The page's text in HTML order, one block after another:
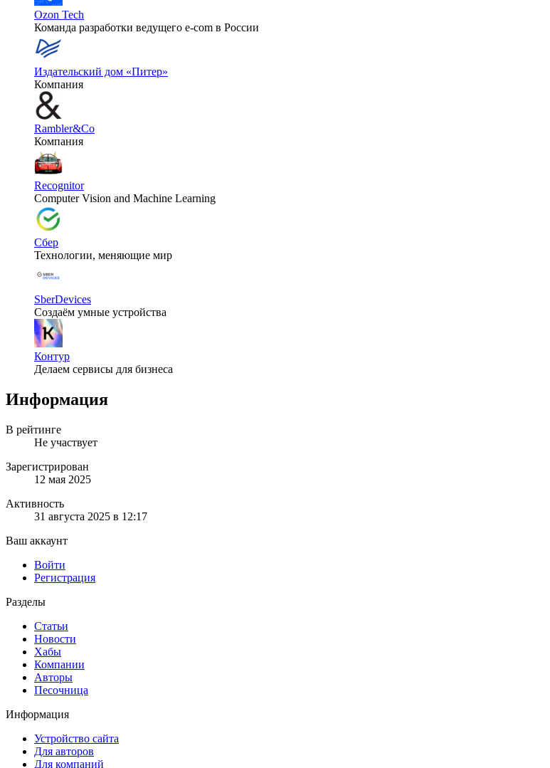
Ozon Tech
Команда разработки ведущего e‑com в России
Издательский дом «Питер»
Компания
Rambler&Co
Компания
Recognitor
Computer Vision and Machine Learning
Сбер
Технологии, меняющие мир
SberDevices
Создаём умные устройства
Контур
Делаем сервисы для бизнеса
Информация
В рейтинге
Не участвует
Зарегистрирован
12 мая 2025
Активность
31 августа 2025 в 12:17
Ваш аккаунт
Войти
Регистрация
Разделы
Статьи
Новости
Хабы
Компании
Авторы
Песочница
Информация
Устройство сайта
Для авторов
Для компаний